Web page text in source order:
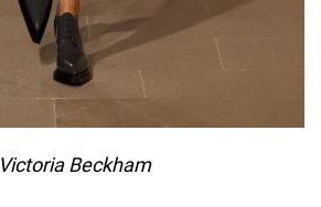
Victoria Beckham